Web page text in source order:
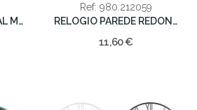
DESPERTADOR METAL MOTO 8.3*6.2*11.2
Ref: 980.212059
RELOGIO PAREDE REDONDO
11,60 €